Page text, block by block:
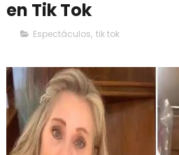
en Tik Tok
Espectáculos, tik tok